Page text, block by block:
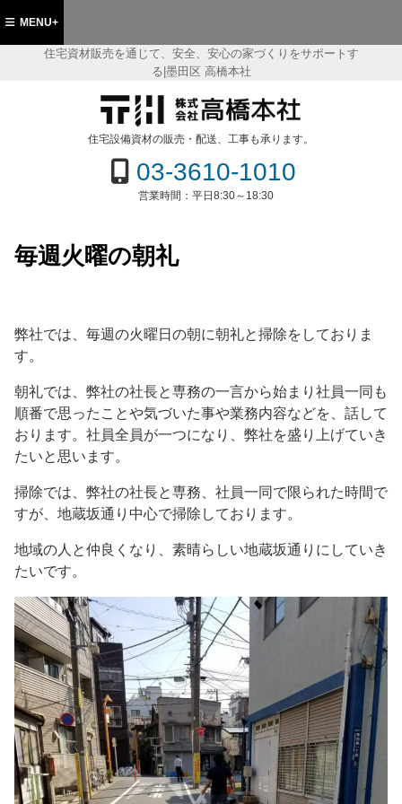
住宅資材販売を通じて、安全、安心の家づくりをサポートす
る|墨田区 高橋本社
墨田区 住宅資材販売の(株)高橋本社
住宅設備資材の販売・配送、工事も承ります。
03-3610-1010
営業時間： 平日8:30～18:30
MENU+
毎週火曜の朝礼
弊社では、毎週の火曜日の朝に朝礼と掃除をしておりま
す。
朝礼では、弊社の社長と専務の一言から始まり社員一同も
順番で思ったことや気づいた事や業務内容などを、話して
おります。社員全員が一つになり、弊社を盛り上げていき
たいと思います。
掃除では、弊社の社長と専務、社員一同で限られた時間で
すが、地蔵坂通り中心で掃除しております。
地域の人と仲良くなり、素晴らしい地蔵坂通りにしていき
たいです。